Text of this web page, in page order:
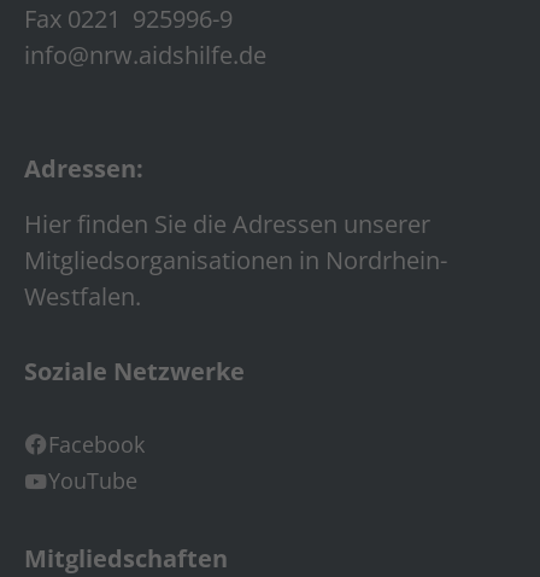
Fax 0221 925996-9
info@nrw.aidshilfe.de
Adressen:
Hier finden Sie die Adressen unserer
Mitgliedsorganisationen in Nordrhein-
Westfalen.
Soziale Netzwerke
Facebook
YouTube
Mitgliedschaften